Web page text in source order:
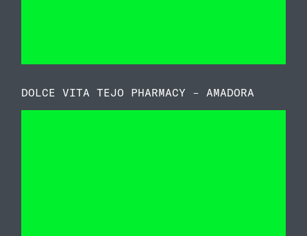
DOLCE VITA TEJO PHARMACY – AMADORA